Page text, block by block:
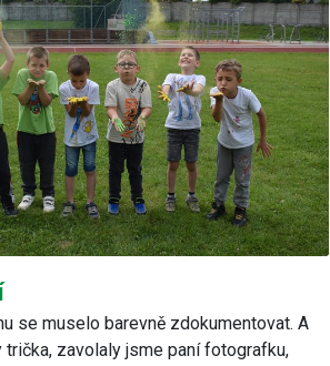
se muselo barevně zdokumentovat. A
zavolaly jsme paní fotografku,